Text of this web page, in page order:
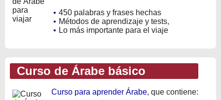
• 450 palabras y frases hechas
• Métodos de aprendizaje y tests,
• Lo más importante para el viaje
Curso de Árabe básico
Curso para aprender Árabe, que contiene: